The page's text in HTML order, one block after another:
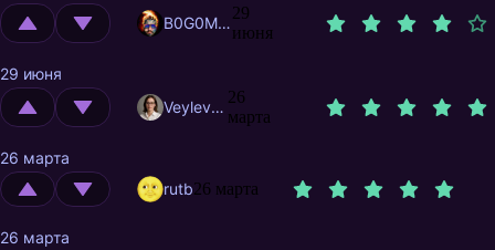
B0G0M0L
29
июня
29 июня
Veylevas
26
марта
26 марта
rutb26 марта
26 марта